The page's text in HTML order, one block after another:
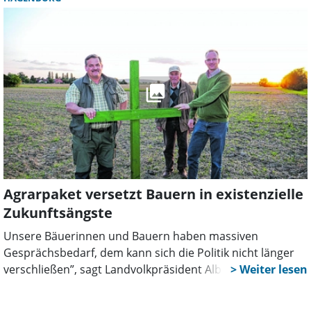
beiden Landesligisten direkt aufeinander. Der
Landesliga: Die Vorrunden-Staffeln mit Schaumburger
Teams:
Agrarpaket versetzt Bauern in existenzielle
Zukunftsängste
Unsere Bäuerinnen und Bauern haben massiven
Gesprächsbedarf, dem kann sich die Politik nicht länger
verschließen”, sagt Landvolkpräsident Albert Schulte to